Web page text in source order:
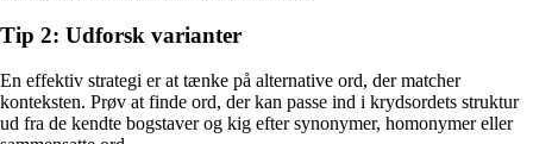
Tip 2: Udforsk varianter
En effektiv strategi er at tænke på alternative ord, der matcher
konteksten. Prøv at finde ord, der kan passe ind i krydsordets struktur
ud fra de kendte bogstaver og kig efter synonymer, homonymer eller